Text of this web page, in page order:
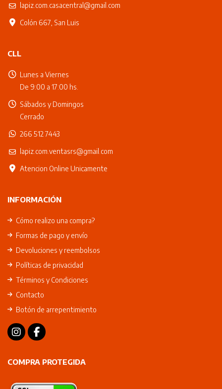
lapiz.com.casacentral@gmail.com
Colón 667, San Luis
CLL
Lunes a Viernes
De 9:00 a 17:00 hs.
Sábados y Domingos
Cerrado
266 512 7443
lapiz.com.ventasrs@gmail.com
Atencion Online Unicamente
INFORMACIÓN
Cómo realizo una compra?
Formas de pago y envío
Devoluciones y reembolsos
Políticas de privacidad
Términos y Condiciones
Contacto
Botón de arrepentimiento
COMPRA PROTEGIDA